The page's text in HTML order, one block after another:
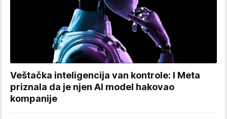
Veštačka inteligencija van kontrole: I Meta
priznala da je njen AI model hakovao
kompanije